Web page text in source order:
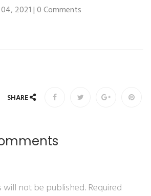
2021 | 0 Comments
SHARE
will not be published. Required